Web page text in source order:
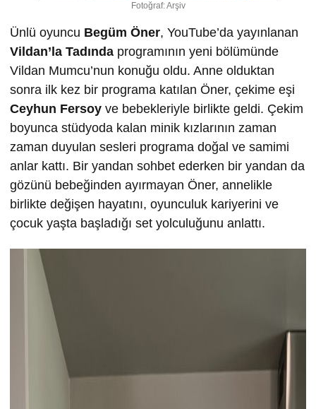
Fotoğraf: Arşiv
Ünlü oyuncu Begüm Öner, YouTube’da yayınlanan
Vildan’la Tadında programının yeni bölümünde
Vildan Mumcu’nun konuğu oldu. Anne olduktan
sonra ilk kez bir programa katılan Öner, çekime eşi
Ceyhun Fersoy ve bebekleriyle birlikte geldi. Çekim
boyunca stüdyoda kalan minik kızlarının zaman
zaman duyulan sesleri programa doğal ve samimi
anlar kattı. Bir yandan sohbet ederken bir yandan da
gözünü bebeğinden ayırmayan Öner, annelikle
birlikte değişen hayatını, oyunculuk kariyerini ve
çocuk yaşta başladığı set yolculuğunu anlattı.